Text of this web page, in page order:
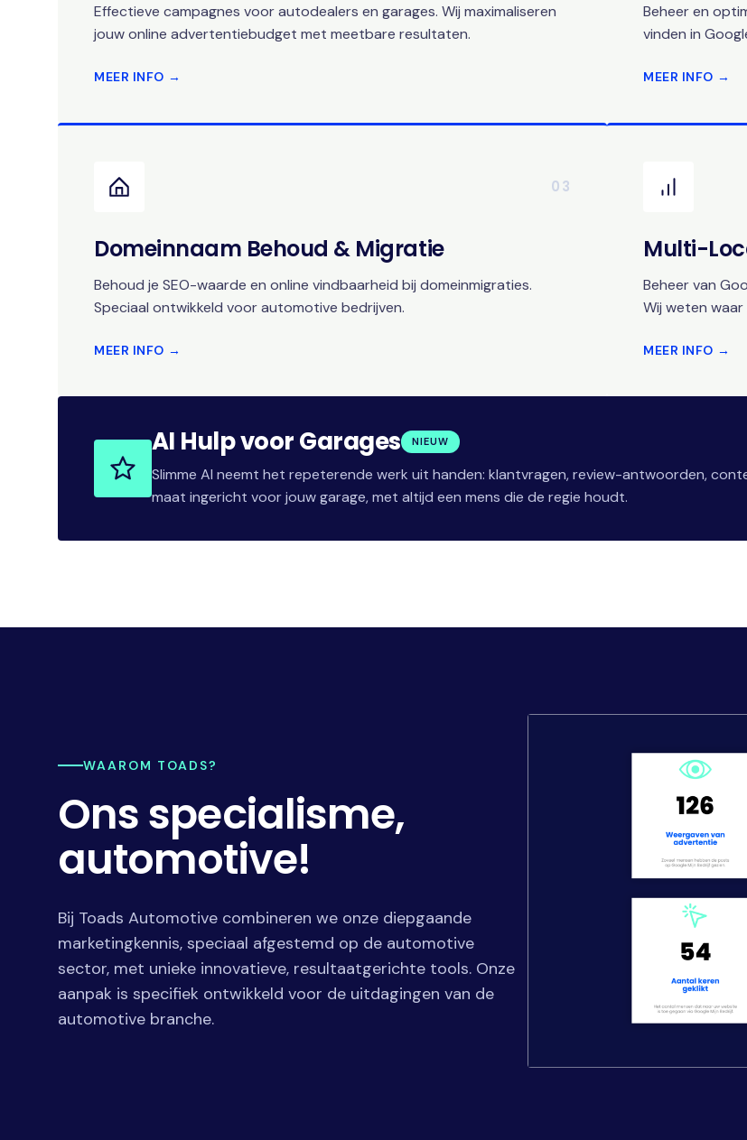
Effectieve campagnes voor autodealers en garages. Wij maximaliseren
jouw online advertentiebudget met meetbare resultaten.
MEER INFO →
Beheer en
vinden in
MEER INFO →
03
Domeinnaam Behoud & Migratie
Behoud je SEO-waarde en online vindbaarheid bij domeinmigraties.
Speciaal ontwikkeld voor automotive bedrijven.
MEER INFO →
Multi-
Beheer van
Wij weten
MEER INFO →
AI Hulp voor Garages NIEUW
Slimme AI neemt het repeterende werk uit handen: klantvragen, review-antwoorden,
maat ingericht voor jouw garage, met altijd een mens die de regie houdt.
WAAROM TOADS?
Ons specialisme,
automotive!
Bij Toads Automotive combineren we onze diepgaande
marketingkennis, speciaal afgestemd op de automotive
sector, met unieke innovatieve, resultaatgerichte tools. Onze
aanpak is specifiek ontwikkeld voor de uitdagingen van de
automotive branche.